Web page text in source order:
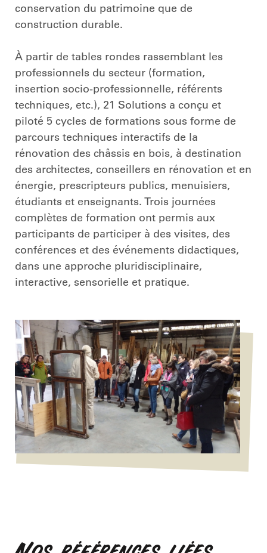
conservation du patrimoine que de
construction durable.
À partir de tables rondes rassemblant les
professionnels du secteur (formation,
insertion socio-professionnelle, référents
techniques, etc.), 21 Solutions a conçu et
piloté 5 cycles de formations sous forme de
parcours techniques interactifs de la
rénovation des châssis en bois, à destination
des architectes, conseillers en rénovation et en
énergie, prescripteurs publics, menuisiers,
étudiants et enseignants. Trois journées
complètes de formation ont permis aux
participants de participer à des visites, des
conférences et des événements didactiques,
dans une approche pluridisciplinaire,
interactive, sensorielle et pratique.